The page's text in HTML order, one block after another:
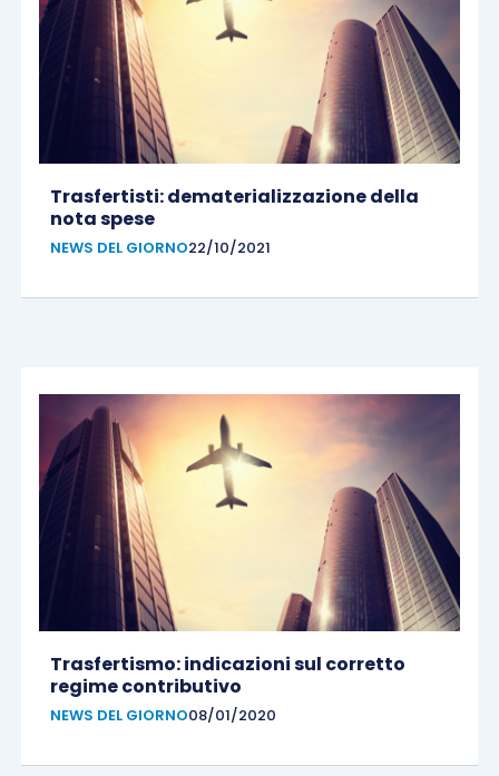
Trasfertisti: dematerializzazione della
nota spese
NEWS DEL GIORNO22/10/2021
Trasfertismo: indicazioni sul corretto
regime contributivo
NEWS DEL GIORNO08/01/2020